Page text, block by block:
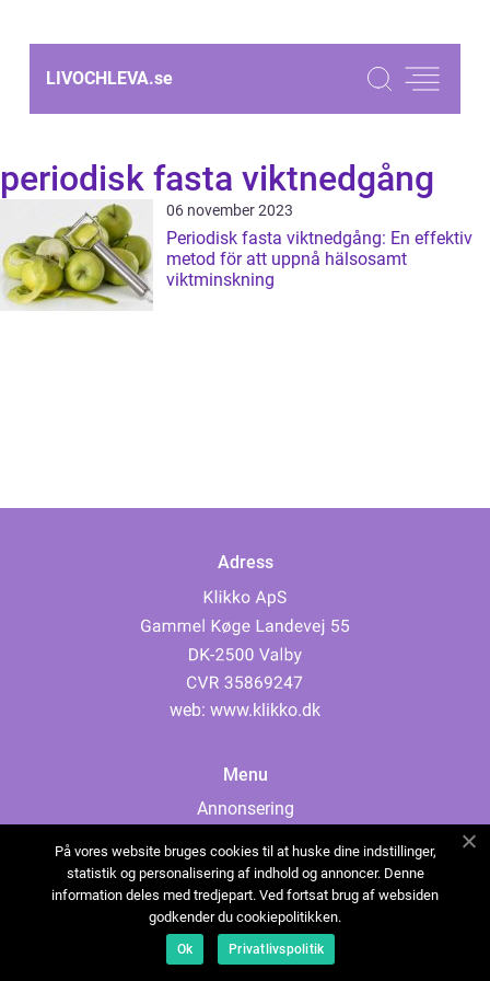
LIVOCHLEVA.se
periodisk fasta viktnedgång
06 november 2023
Periodisk fasta viktnedgång: En effektiv
metod för att uppnå hälsosamt
viktminskning
Adress
web: www.klikko.dk
Menu
Annonsering
Cookies
Kontakta oss
Sitemap
På vores website bruges cookies til at huske dine indstillinger,
statistik og personalisering af indhold og annoncer. Denne
information deles med tredjepart. Ved fortsat brug af websiden
godkender du cookiepolitikken.
Ok Privatlivspolitik